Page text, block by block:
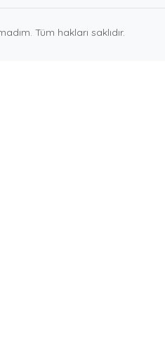
Tüm hakları saklıdır.